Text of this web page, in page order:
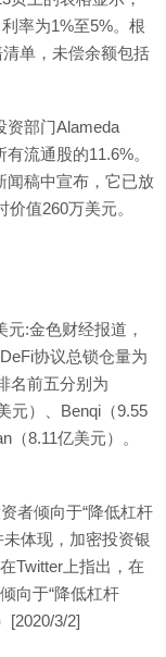
率为1%至5%。根
单，未偿余额包括
资部门Alameda
流通股的11.6%。
闻稿中宣布，它已放
值260万美元。
:金色财经报道，
协议总锁仓量为
名前五分别为
元）、Benqi（9.55
8.11亿美元）。
者倾向于“降低杠杆
未体现，加密投资银
Twitter上指出，在
向于“降低杠杆
[2020/3/2]